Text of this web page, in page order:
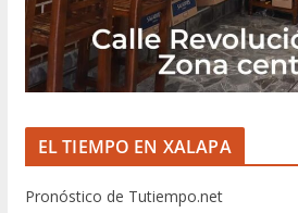
EL TIEMPO EN XALAPA
Pronóstico de Tutiempo.net